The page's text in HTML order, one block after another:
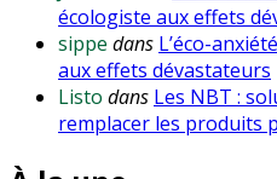
écologiste aux effets
sippe dans L’éco-
aux effets dévastateurs
Listo dans Les NBT :
remplacer les produits